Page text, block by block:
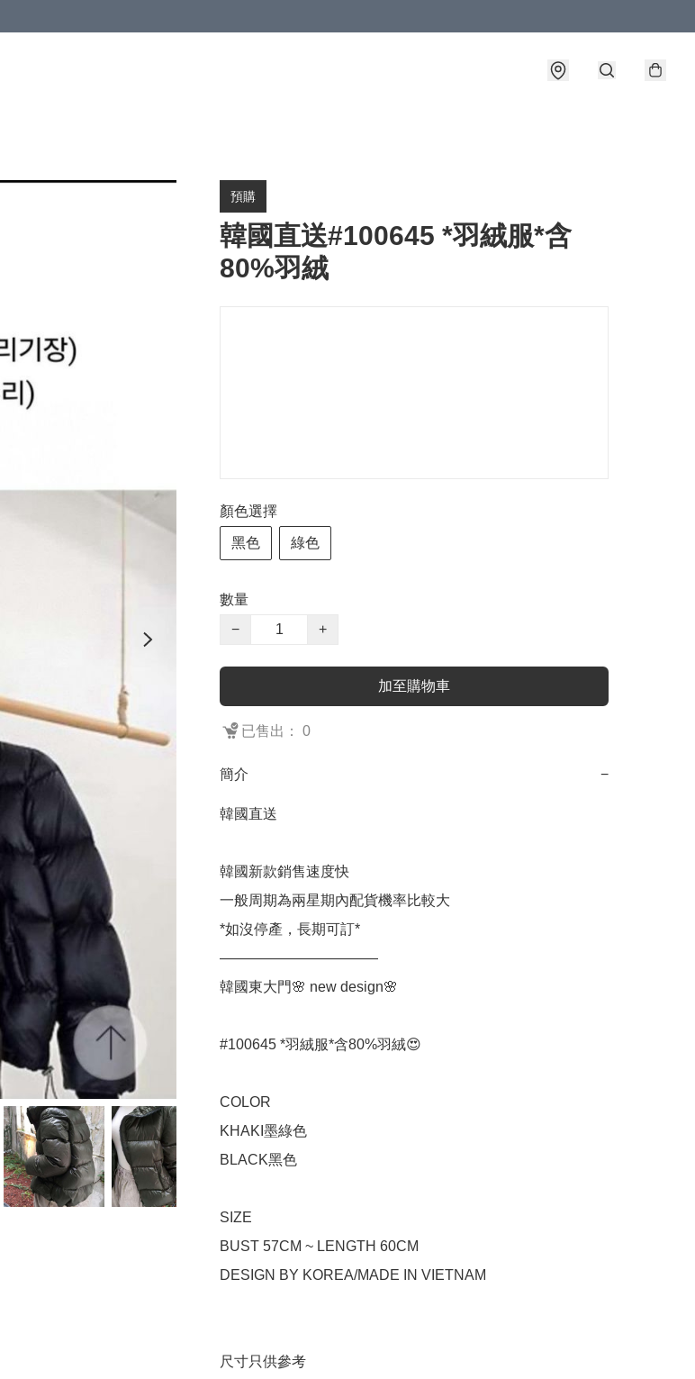
預購
韓國直送#100645 *羽絨服*含
80%羽絨
顏色選擇
黑色 綠色
數量
−
+
加至購物車
已售出： 0
簡介 −
韓國直送
韓國新款銷售速度快
一般周期為兩星期內配貨機率比較大
*如沒停產，長期可訂*
———————————
韓國東大門🌸 new design🌸
#100645 *羽絨服*含80%羽絨😍
COLOR
KHAKI墨綠色
BLACK黑色
SIZE
BUST 57CM ~ LENGTH 60CM
DESIGN BY KOREA/MADE IN VIETNAM
尺寸只供參考